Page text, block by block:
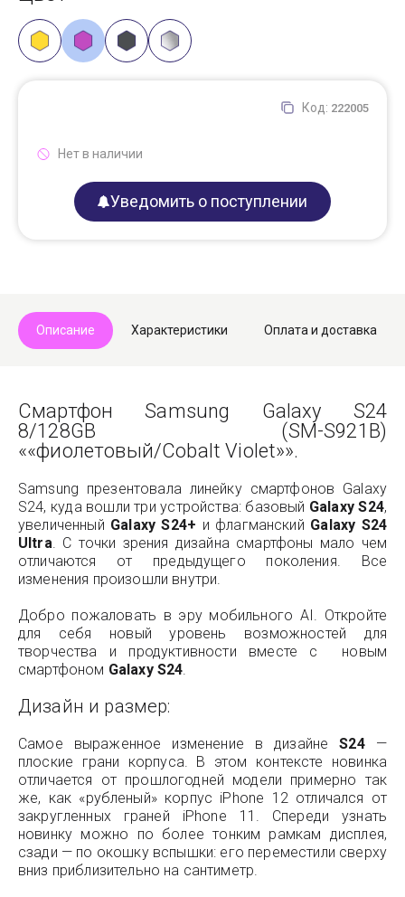
Код: 222005
Нет в наличии
Уведомить о поступлении
Описание Характеристики Оплата и доставка
Смартфон Samsung Galaxy S24
8/128GB (SM-S921B)
««фиолетовый/Cobalt Violet»».
Samsung презентовала линейку смартфонов Galaxy
S24, куда вошли три устройства: базовый Galaxy S24,
увеличенный Galaxy S24+ и флагманский Galaxy S24
Ultra. С точки зрения дизайна смартфоны мало чем
отличаются от предыдущего поколения. Все
изменения произошли внутри.
Добро пожаловать в эру мобильного AI. Откройте
для себя новый уровень возможностей для
творчества и продуктивности вместе с новым
смартфоном Galaxy S24.
Дизайн и размер:
Самое выраженное изменение в дизайнеS24—
плоские грани корпуса. В этом контексте новинка
отличается от прошлогодней модели примерно так
же, как «рубленый» корпус iPhone 12 отличался от
закругленных граней iPhone 11. Спереди узнать
новинку можно по более тонким рамкам дисплея,
сзади — по окошку вспышки: его переместили сверху
вниз приблизительно на сантиметр.